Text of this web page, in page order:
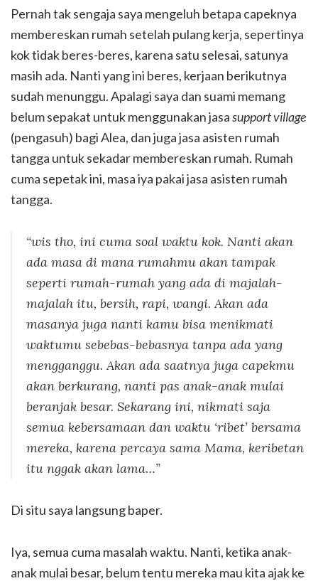
Pernah tak sengaja saya mengeluh betapa capeknya
membereskan rumah setelah pulang kerja, sepertinya
kok tidak beres-beres, karena satu selesai, satunya
masih ada. Nanti yang ini beres, kerjaan berikutnya
sudah menunggu. Apalagi saya dan suami memang
belum sepakat untuk menggunakan jasasupport village
(pengasuh) bagi Alea, dan juga jasa asisten rumah
tangga untuk sekadar membereskan rumah. Rumah
cuma sepetak ini, masa iya pakai jasa asisten rumah
tangga.
“wis tho, ini cuma soal waktu kok. Nanti akan
ada masa di mana rumahmu akan tampak
seperti rumah-rumah yang ada di majalah-
majalah itu, bersih, rapi, wangi. Akan ada
masanya juga nanti kamu bisa menikmati
waktumu sebebas-bebasnya tanpa ada yang
mengganggu. Akan ada saatnya juga capekmu
akan berkurang, nanti pas anak-anak mulai
beranjak besar. Sekarang ini, nikmati saja
semua kebersamaan dan waktu ‘ribet’ bersama
mereka, karena percaya sama Mama, keribetan
itu nggak akan lama…”
Di situ saya langsung baper.
Iya, semua cuma masalah waktu. Nanti, ketika anak-
anak mulai besar, belum tentu mereka mau kita ajak ke